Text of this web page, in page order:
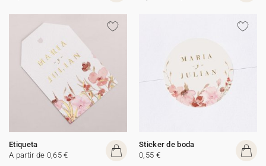
Etiqueta
A partir de 0,65 €
Sticker de boda
0,55 €